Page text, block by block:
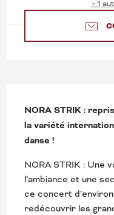
+ 1
NORA STRIK :
la variété
danse !
NORA STRIK : Une
l’ambiance et une
ce concert
redécouvrir les